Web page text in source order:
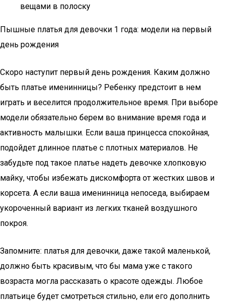
вещами в полоску
Пышные платья для девочки 1 года: модели на первый
день рождения
Скоро наступит первый день рождения. Каким должно
быть платье именинницы? Ребенку предстоит в нем
играть и веселится продолжительное время. При выборе
модели обязательно берем во внимание время года и
активность малышки. Если ваша принцесса спокойная,
подойдет длинное платье с плотных материалов. Не
забудьте под такое платье надеть девочке хлопковую
майку, чтобы избежать дискомфорта от жестких швов и
корсета. А если ваша именинница непоседа, выбираем
укороченный вариант из легких тканей воздушного
покроя.
Запомните: платья для девочки, даже такой маленькой,
должно быть красивым, что бы мама уже с такого
возраста могла рассказать о красоте одежды. Любое
платьице будет смотреться стильно, ели его дополнить